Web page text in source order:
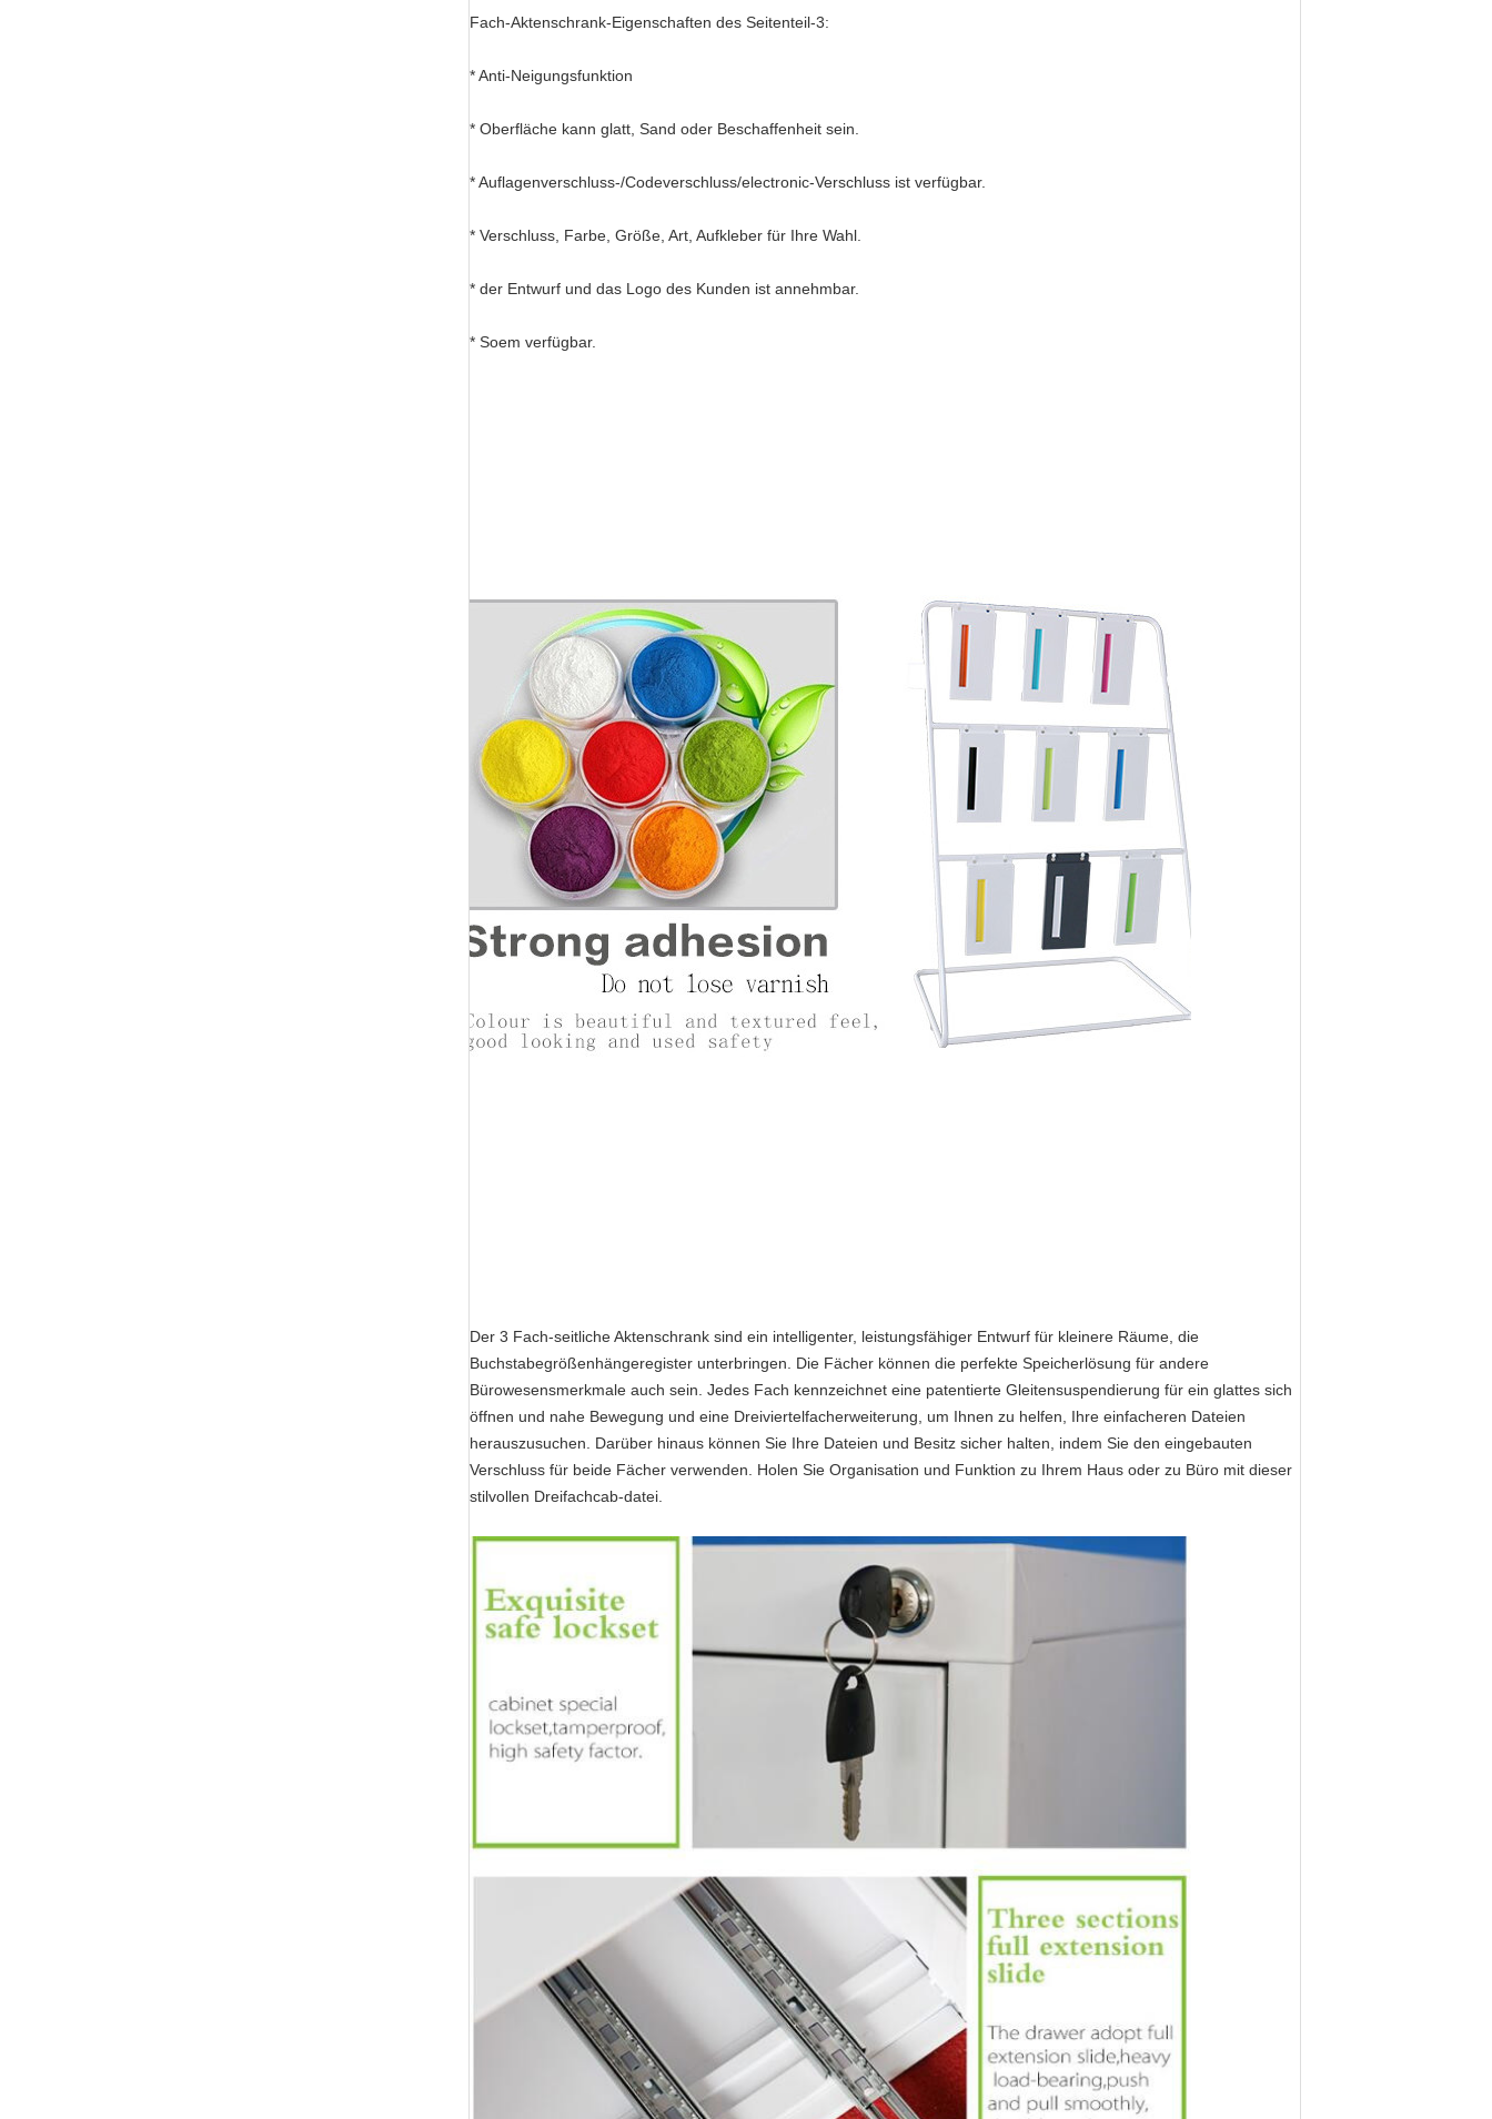
Fach-Aktenschrank-Eigenschaften des Seitenteil-3:
* Anti-Neigungsfunktion
* Oberfläche kann glatt, Sand oder Beschaffenheit sein.
* Auflagenverschluss-/Codeverschluss/electronic-Verschluss ist verfügbar.
* Verschluss, Farbe, Größe, Art, Aufkleber für Ihre Wahl.
* der Entwurf und das Logo des Kunden ist annehmbar.
* Soem verfügbar.
Der 3 Fach-seitliche Aktenschrank sind ein intelligenter, leistungsfähiger Entwurf für kleinere Räume, die
Buchstabegrößenhängeregister unterbringen. Die Fächer können die perfekte Speicherlösung für andere
Bürowesensmerkmale auch sein. Jedes Fach kennzeichnet eine patentierte Gleitensuspendierung für ein glattes sich
öffnen und nahe Bewegung und eine Dreiviertelfacherweiterung, um Ihnen zu helfen, Ihre einfacheren Dateien
herauszusuchen. Darüber hinaus können Sie Ihre Dateien und Besitz sicher halten, indem Sie den eingebauten
Verschluss für beide Fächer verwenden. Holen Sie Organisation und Funktion zu Ihrem Haus oder zu Büro mit dieser
stilvollen Dreifachcab-datei.